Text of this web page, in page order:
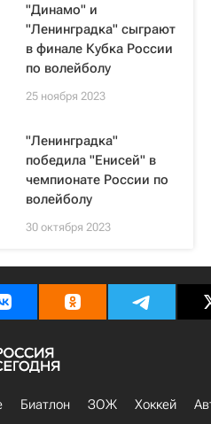
"Динамо" и
"Ленинградка" сыграют
в финале Кубка России
по волейболу
25 ноября 2023
"Ленинградка"
победила "Енисей" в
чемпионате России по
волейболу
30 октября 2023
Биатлон ЗОЖ Хоккей